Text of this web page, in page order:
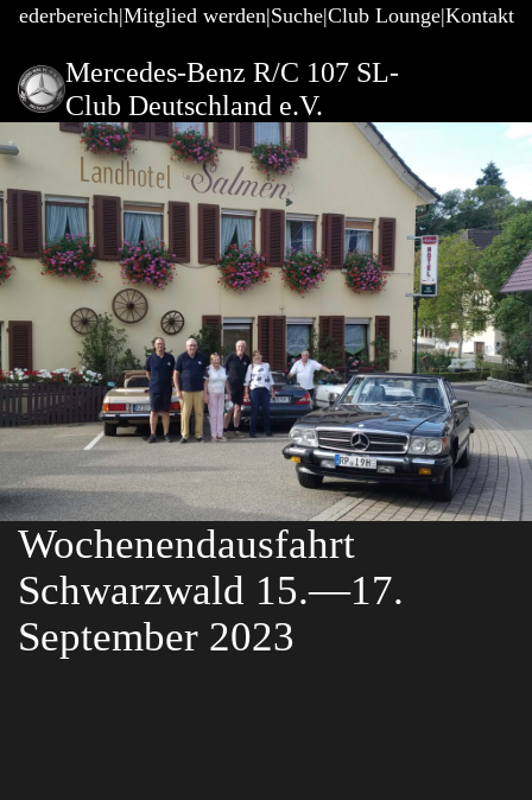
Mitglied werden Suche Club Lounge Kontakt
Mercedes-Benz R/C 107 SL-
Club Deutschland e.V.
Wochenendausfahrt
Schwarzwald 15.—17.
September 2023